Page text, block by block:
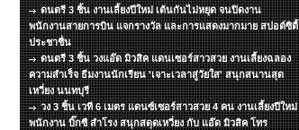
ดนตรี 3 ชิ้น งานเลี้ยงปีใหม่ เต้นกันไม่หยุด จนปิดงาน
พนักงานสายการบิน แจกรางวัล และการแสดงมากมาย สปอต์ซิตื้
ประชาชื่น
ดนตรี 3 ชิ้น วงแอ๊ด มิวสิค แดนเซอร์สาวสวย งานเลี้ยงฉลอง
ความสำเร็จ ธีมงานนักเรียน 'เจาะเวลาสู่วัยใส' สนุกสนานสุด
เหวี่ยง นนทบุรี
วง 3 ชิ้น เวที 6 เมตร แดนซ์เซอร์สาวสวย 4 คน งานเลี้ยงปีใหม่
พนักงาน บิ๊กซี สำโรง สนุกสดุดเหวี่ยง กับ แอ๊ด มิวสิค โทร